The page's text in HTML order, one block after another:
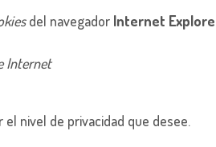
del navegador Internet
Internet
nivel de privacidad que desee.